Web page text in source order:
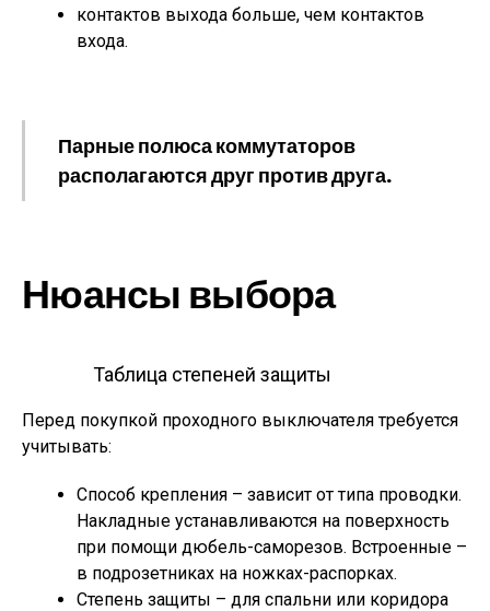
контактов выхода больше, чем контактов
входа.
Парные полюса коммутаторов
располагаются друг против друга.
Нюансы выбора
Таблица степеней защиты
Перед покупкой проходного выключателя требуется
учитывать:
Способ крепления – зависит от типа проводки.
Накладные устанавливаются на поверхность
при помощи дюбель-саморезов. Встроенные –
в подрозетниках на ножках-распорках.
Степень защиты – для спальни или коридора